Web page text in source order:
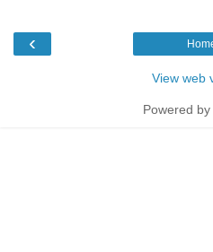
‹
View web
Powered by